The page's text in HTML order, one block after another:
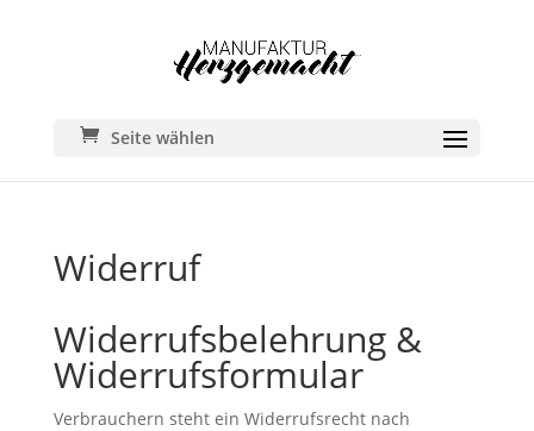
Seite wählen
Widerruf
Widerrufsbelehrung &
Widerrufsformular
Verbrauchern steht ein Widerrufsrecht nach